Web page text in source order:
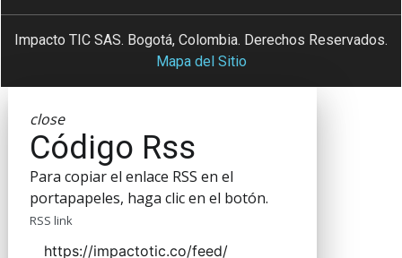
Impacto TIC SAS. Bogotá, Colombia. Derechos Reservados.
Mapa del Sitio
close
Código Rss
Para copiar el enlace RSS en el
portapapeles, haga clic en el botón.
RSS link